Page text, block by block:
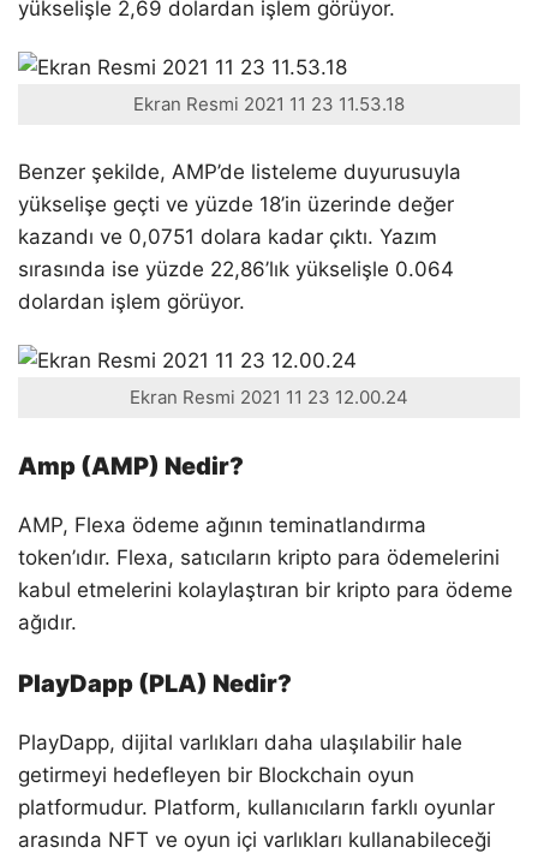
yükselişle 2,69 dolardan işlem görüyor.
Ekran Resmi 2021 11 23 11.53.18
Benzer şekilde, AMP’de listeleme duyurusuyla
yükselişe geçti ve yüzde 18’in üzerinde değer
kazandı ve 0,0751 dolara kadar çıktı. Yazım
sırasında ise yüzde 22,86’lık yükselişle 0.064
dolardan işlem görüyor.
Ekran Resmi 2021 11 23 12.00.24
Amp (AMP) Nedir?
AMP, Flexa ödeme ağının teminatlandırma
token’ıdır. Flexa, satıcıların kripto para ödemelerini
kabul etmelerini kolaylaştıran bir kripto para ödeme
ağıdır.
PlayDapp (PLA) Nedir?
PlayDapp, dijital varlıkları daha ulaşılabilir hale
getirmeyi hedefleyen bir Blockchain oyun
platformudur. Platform, kullanıcıların farklı oyunlar
arasında NFT ve oyun içi varlıkları kullanabileceği